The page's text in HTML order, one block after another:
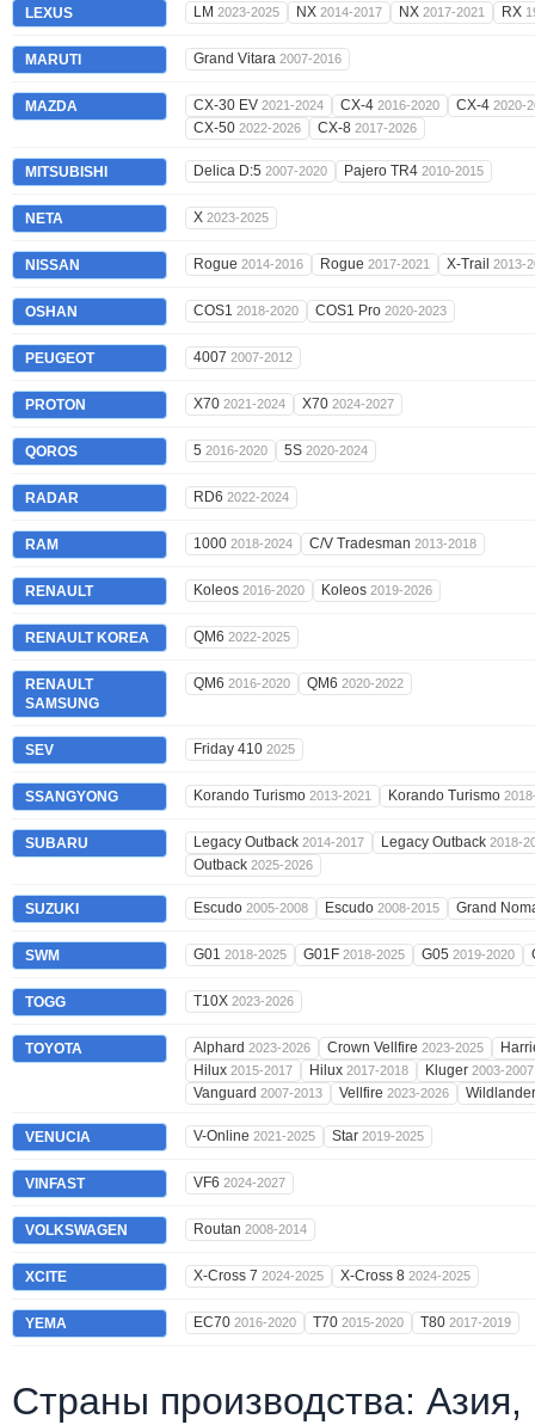
LEXUS LM 2023-2025 NX 2014-2017 NX 2017-2021 RX
MARUTI Grand Vitara 2007-2016
MAZDA CX-30 EV 2021-2024 CX-4 2016-2020 CX-4 2020-
CX-50 2022-2026 CX-8 2017-2026
MITSUBISHI Delica D:5 2007-2020 Pajero TR4 2010-2015
NETA X 2023-2025
NISSAN Rogue 2014-2016 Rogue 2017-2021 X-Trail 2013-
OSHAN COS1 2018-2020 COS1 Pro 2020-2023
PEUGEOT 4007 2007-2012
PROTON X70 2021-2024 X70 2024-2027
QOROS 5 2016-2020 5S 2020-2024
RADAR RD6 2022-2024
RAM 1000 2018-2024 C/V Tradesman 2013-2018
RENAULT Koleos 2016-2020 Koleos 2019-2026
RENAULT KOREA QM6 2022-2025
RENAULT
SAMSUNG
QM6 2016-2020 QM6 2020-2022
SEV Friday 410 2025
SSANGYONG Korando Turismo 2013-2021 Korando Turismo
SUBARU Legacy Outback 2014-2017 Legacy Outback 2018-
Outback 2025-2026
SUZUKI Escudo 2005-2008 Escudo 2008-2015 Grand
SWM G01 2018-2025 G01F 2018-2025 G05 2019-2020
TOGG T10X 2023-2026
TOYOTA Alphard 2023-2026 Crown Vellfire 2023-2025
Hilux 2015-2017 Hilux 2017-2018 Kluger 2003-2007
Vanguard 2007-2013 Vellfire 2023-2026
VENUCIA V-Online 2021-2025 Star 2019-2025
VINFAST VF6 2024-2027
VOLKSWAGEN Routan 2008-2014
XCITE X-Cross 7 2024-2025 X-Cross 8 2024-2025
YEMA EC70 2016-2020 T70 2015-2020 T80 2017-2019
Страны производства: Азия,